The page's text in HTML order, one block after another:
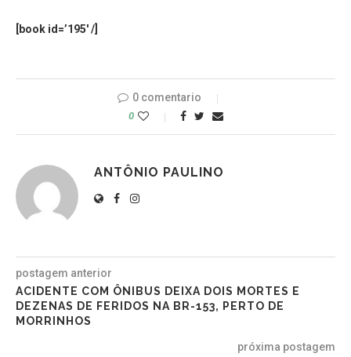
[book id=’195′ /]
0 comentario
0
ANTÔNIO PAULINO
postagem anterior
ACIDENTE COM ÔNIBUS DEIXA DOIS MORTES E
DEZENAS DE FERIDOS NA BR-153, PERTO DE
MORRINHOS
próxima postagem